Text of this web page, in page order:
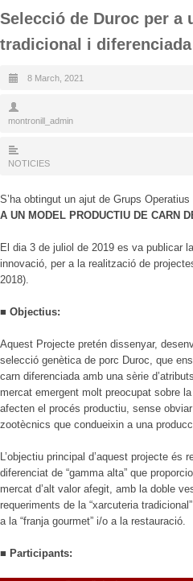
Selecció de Duroc per a
tradicional i diferenciada
8 March, 2021
montronill_admin
NOTICIES
S’ha obtingut un ajut de Grups
A UN MODEL PRODUCTIU DE CARN
El dia 3 de juliol de 2019 es va publicar
innovació, per a la realització de
2018).
■ Objectius:
Aquest Projecte pretén dissenyar,
selecció genètica de porc Duroc, que
carn diferenciada amb una sèrie
mercat emergent molt preocupat sobre
afecten el procés productiu, sense
zootècnics que condueixin a una
L’objectiu principal d’aquest projecte és
diferenciat de “gamma alta” que
mercat d’alt valor afegit, amb la doble
requeriments de la “xarcuteria
a la “franja gourmet” i/o a la restauració.
■ Participants: